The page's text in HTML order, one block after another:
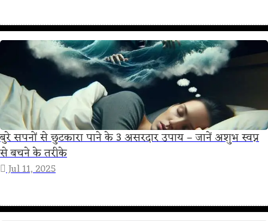
बुरे सपनों से छुटकारा पाने के 3 असरदार उपाय – जानें अशुभ स्वप्न
से बचने के तरीके
Jul 11, 2025